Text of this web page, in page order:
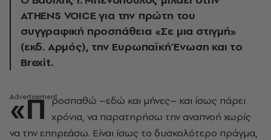
ATHENS VOICE για την πρώτη του
συγγραφική προσπάθεια «Σε μια στιγμή»
(εκδ. Αρμός), την Ευρωπαϊκή Ένωση και το
Brexit.
«Π ροσπαθώ –εδώ και μήνες– και ίσως πάρει
χρόνια, να παρατηρήσω την αναπνοή χωρίς
να την επηρεάσω. Είναι ίσως το δυσκολότερο πράγμα,